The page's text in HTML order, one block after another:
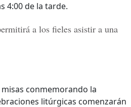
4:00 de la tarde.
a los fieles asistir a una
conmemorando la
litúrgicas comenzarán